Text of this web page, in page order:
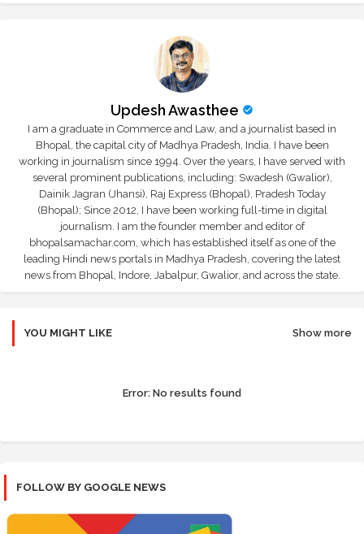
Updesh Awasthee
I am a graduate in Commerce and Law, and a journalist based in
Bhopal, the capital city of Madhya Pradesh, India. I have been
working in journalism since 1994. Over the years, I have served with
several prominent publications, including: Swadesh (Gwalior),
Dainik Jagran (Jhansi), Raj Express (Bhopal), Pradesh Today
(Bhopal); Since 2012, I have been working full-time in digital
journalism. I am the founder member and editor of
bhopalsamachar.com, which has established itself as one of the
leading Hindi news portals in Madhya Pradesh, covering the latest
news from Bhopal, Indore, Jabalpur, Gwalior, and across the state.
YOU MIGHT LIKE Show more
Error: No results found
FOLLOW BY GOOGLE NEWS